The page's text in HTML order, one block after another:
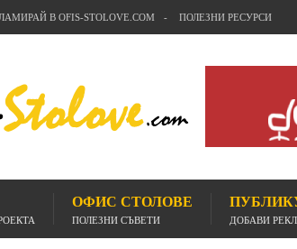
В OFIS-STOLOVE.COM ПОЛЕЗНИ РЕСУРСИ
ОФИС СТОЛОВЕ
ПОЛЕЗНИ СЪВЕТИ ДОБАВИ